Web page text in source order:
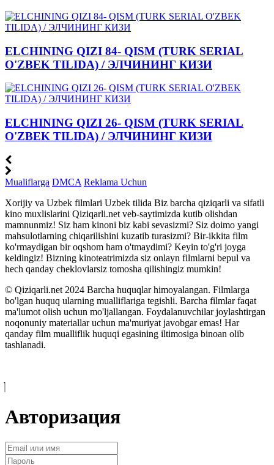
ELCHINING QIZI 84- QISM (TURK SERIAL
O'ZBEK TILIDA) / ЭЛЧИНИНГ КИЗИ
ELCHINING QIZI 26- QISM (TURK SERIAL
O'ZBEK TILIDA) / ЭЛЧИНИНГ КИЗИ
Mualiflarga DMCA Reklama Uchun
Xorijiy va Uzbek filmlari Uzbek tilida Biz barcha qiziqarli va sifatli
kino muxlislarini Qiziqarli.net veb-saytimizda kutib olishdan
mamnunmiz! Siz ham kinoni biz kabi sevasizmi? Siz doimo yangi
mahsulotlarning chiqarilishini kuzatib turasizmi? Bir-ikkita film
ko'rmaydigan bir oqshom ham o'tmaydimi? Keyin to'g'ri joyga
keldingiz! Bizning kinoteatrimizda siz onlayn filmlarni bepul va
hech qanday cheklovlarsiz tomosha qilishingiz mumkin!
© Qiziqarli.net 2024 Barcha huquqlar himoyalangan. Filmlarga
bo'lgan huquq ularning mualliflariga tegishli. Barcha filmlar faqat
ma'lumot olish uchun mo'ljallangan. Foydalanuvchilar joylashtirgan
noqonuniy materiallar uchun ma'muriyat javobgar emas! Har
qanday film mualliflik huquqi egasining iltimosiga binoan olib
tashlanadi.
Авторизация